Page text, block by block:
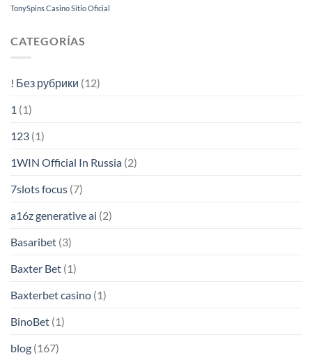
TonySpins Casino Sitio Oficial
CATEGORÍAS
! Без рубрики (12)
1 (1)
123 (1)
1WIN Official In Russia (2)
7slots focus (7)
a16z generative ai (2)
Basaribet (3)
Baxter Bet (1)
Baxterbet casino (1)
BinoBet (1)
blog (167)